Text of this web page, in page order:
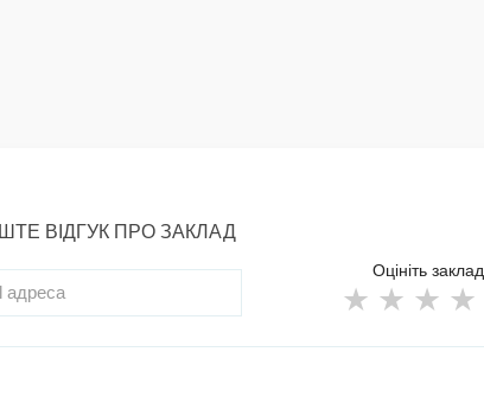
ВІДГУК ПРО ЗАКЛАД
Оцініть заклад